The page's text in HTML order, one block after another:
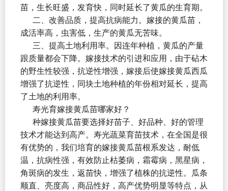
苗，生长旺盛，发育快，同时延长了黄瓜的生育期。
二、改善品质，提高抗病能力。嫁接的黄瓜苗，
成活率高，虫害低，生产的黄瓜无苦味。
三、提高土地利用率。因连年种植，黄瓜的产量
跟质量都会下降。嫁接技术的引进和应用，由于砧木
的野生性较强，抗逆性增强，嫁接后使嫁接黄瓜西瓜
增强了抗逆性，同块土地种植的年份相对延长，提高
了土地的利用率。
寿光育嫁接黄瓜苗哪家好？
种嫁接黄瓜苗要选择好苗子、好品种、好的管理
技术才能达到高产。寿光蔬菜育苗技术，在全国是很
有优势的，我们培育的嫁接黄瓜苗根系发达，耐低
温，抗病性强，有效防止枯萎病，霜霉病，黑星病，
角斑病的发生，返苗快，增强了植株的抗逆性。瓜条
顺直、亮度高，商品性好，高产优势明显等特点，从